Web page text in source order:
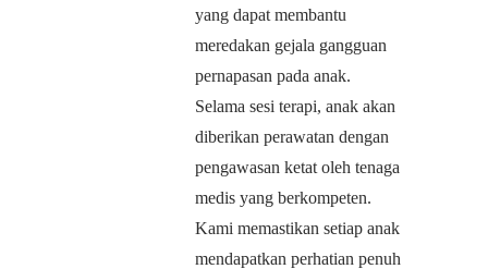
yang dapat membantu
meredakan gejala gangguan
pernapasan pada anak.
Selama sesi terapi, anak akan
diberikan perawatan dengan
pengawasan ketat oleh tenaga
medis yang berkompeten.
Kami memastikan setiap anak
mendapatkan perhatian penuh